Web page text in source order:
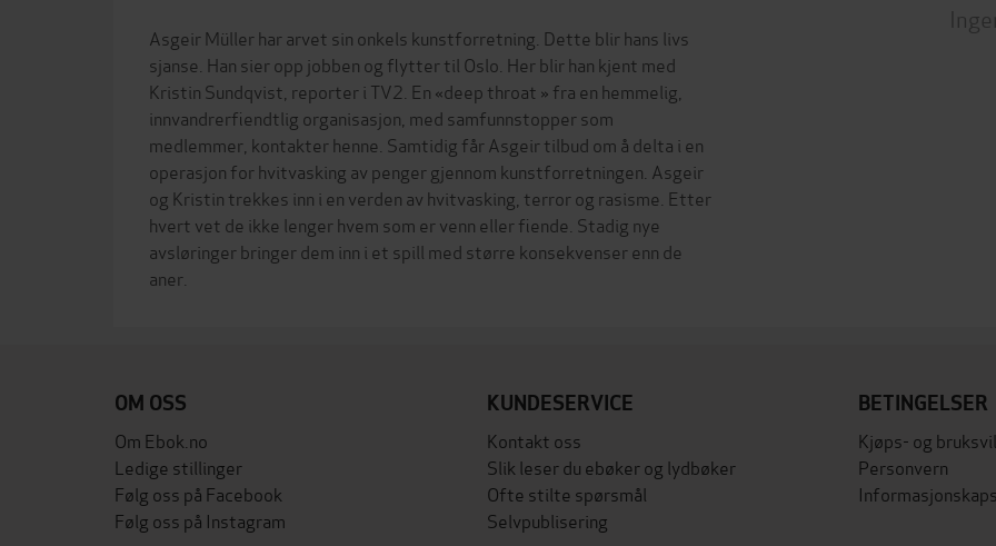
Asgeir Müller har arvet sin onkels kunstforretning. Dette blir hans livs
sjanse. Han sier opp jobben og flytter til Oslo. Her blir han kjent med
Kristin Sundqvist, reporter i TV2. En «deep throat » fra en hemmelig,
innvandrerfiendtlig organisasjon, med samfunnstopper som
medlemmer, kontakter henne. Samtidig får Asgeir tilbud om å delta i en
operasjon for hvitvasking av penger gjennom kunstforretningen. Asgeir
og Kristin trekkes inn i en verden av hvitvasking, terror og rasisme. Etter
hvert vet de ikke lenger hvem som er venn eller fiende. Stadig nye
avsløringer bringer dem inn i et spill med større konsekvenser enn de
OM OSS
Om Ebok.no
Ledige stillinger
Følg oss på Facebook
Følg oss på Instagram
KUNDESERVICE
Kontakt oss
Slik leser du ebøker og lydbøker
Ofte stilte spørsmål
Selvpublisering
BETINGELSER
Kjøps- og
Personvern